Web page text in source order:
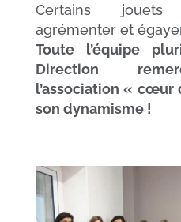
Certains
agrémenter et
Toute l’équipe
Direction
l’association « cœur
son dynamisme !